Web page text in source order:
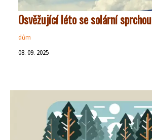
Osvěžující léto se solární sprchou
dům
08. 09. 2025